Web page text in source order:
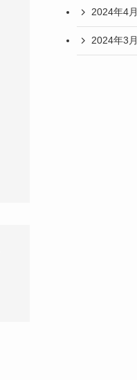
2024年4月
2024年3月